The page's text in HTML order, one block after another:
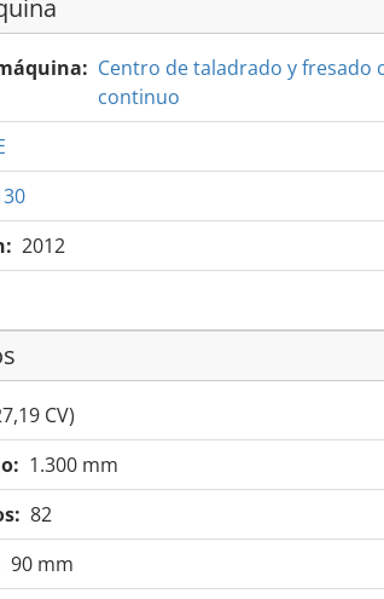
Centro de taladrado y fresado
continuo
2012
CV)
1.300 mm
82
90 mm